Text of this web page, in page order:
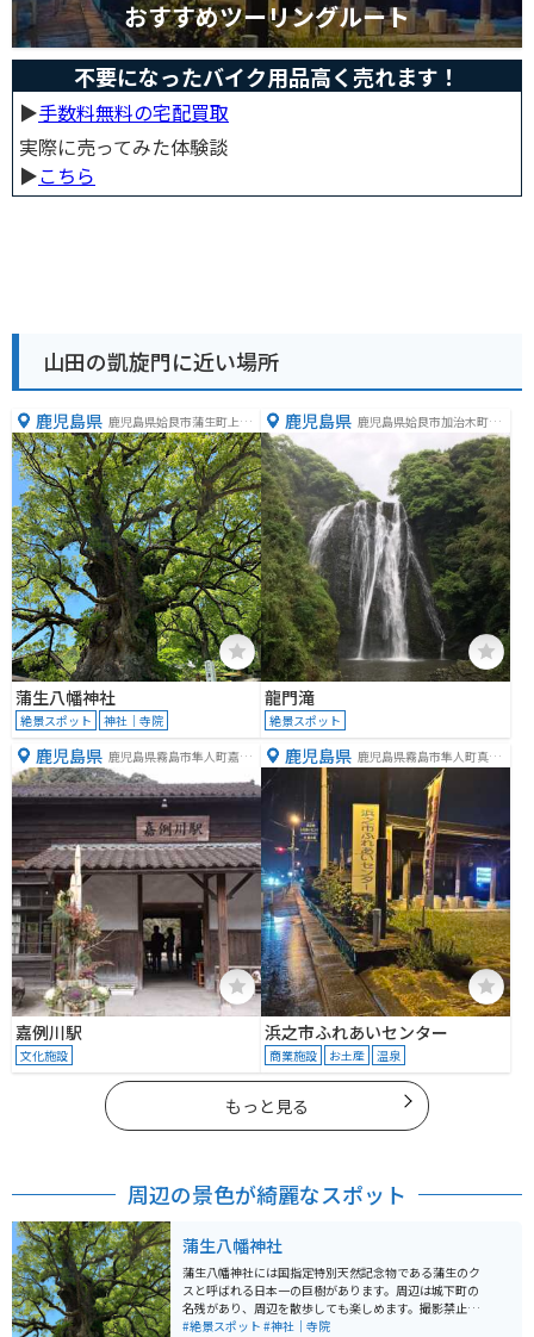
おすすめツーリングルート
不要になったバイク用品高く売れます！
▶︎手数料無料の宅配買取
実際に売ってみた体験談
▶︎こちら
山田の凱旋門に近い場所
鹿児島県 鹿児島県姶良市蒲生町上久
徳２２５９−１
蒲生八幡神社
絶景スポット 神社｜寺院
鹿児島県 鹿児島県姶良市加治木町木
龍門滝
絶景スポット
鹿児島県 鹿児島県霧島市隼人町嘉例
川
嘉例川駅
文化施設
鹿児島県 鹿児島県霧島市隼人町真孝
浜之市ふれあいセンター
商業施設 お土産 温泉
もっと見る
周辺の景色が綺麗なスポット
蒲生八幡神社
蒲生八幡神社には国指定特別天然記念物である蒲生のク
スと呼ばれる日本一の巨樹があります。周辺は城下町の
名残があり、周辺を散歩しても楽しめます。撮影禁止ス
ポットもあるのでご注意ください。
#絶景スポット #神社｜寺院